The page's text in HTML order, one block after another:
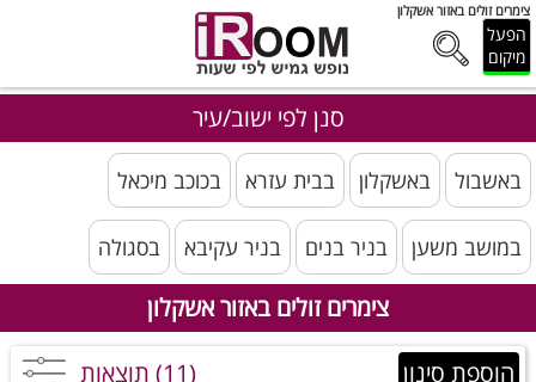
צימרים זולים באזור אשקלון
הפעל
מיקום
סנן לפי ישוב/עיר
באשבול באשקלון בבית עזרא בכוכב מיכאל
במושב משען בניר בנים בניר עקיבא בסגולה
צימרים זולים באזור אשקלון
הוספת סינון (11) תוצאות